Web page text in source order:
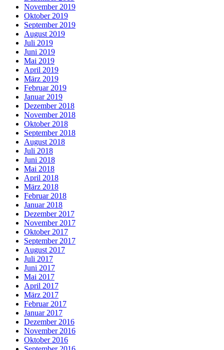
November 2019
Oktober 2019
September 2019
August 2019
Juli 2019
Juni 2019
Mai 2019
April 2019
März 2019
Februar 2019
Januar 2019
Dezember 2018
November 2018
Oktober 2018
September 2018
August 2018
Juli 2018
Juni 2018
Mai 2018
April 2018
März 2018
Februar 2018
Januar 2018
Dezember 2017
November 2017
Oktober 2017
September 2017
August 2017
Juli 2017
Juni 2017
Mai 2017
April 2017
März 2017
Februar 2017
Januar 2017
Dezember 2016
November 2016
Oktober 2016